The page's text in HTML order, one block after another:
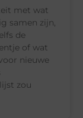
met wat
samen zijn,
de
of wat
nieuwe
zou